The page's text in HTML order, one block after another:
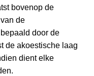
bovenop de
de
door de
de akoestische laag
dient elke